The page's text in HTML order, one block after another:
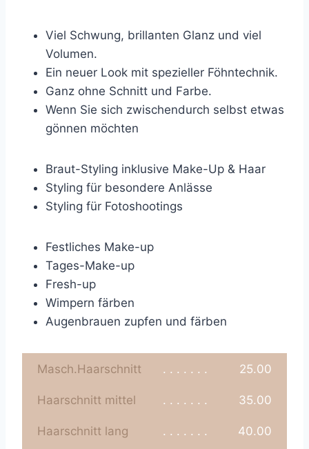
Viel Schwung, brillanten Glanz und viel
Volumen.
Ein neuer Look mit spezieller Föhntechnik.
Ganz ohne Schnitt und Farbe.
Wenn Sie sich zwischendurch selbst etwas
gönnen möchten
Braut-Styling inklusive Make-Up & Haar
Styling für besondere Anlässe
Styling für Fotoshootings
Festliches Make-up
Tages-Make-up
Fresh-up
Wimpern färben
Augenbrauen zupfen und färben
Masch.Haarschnitt . . . . . . . 25.00
Haarschnitt mittel . . . . . . . 35.00
Haarschnitt lang . . . . . . . 40.00